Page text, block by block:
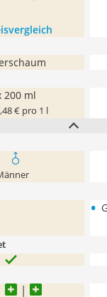
200 ml
€ pro 1 l
•